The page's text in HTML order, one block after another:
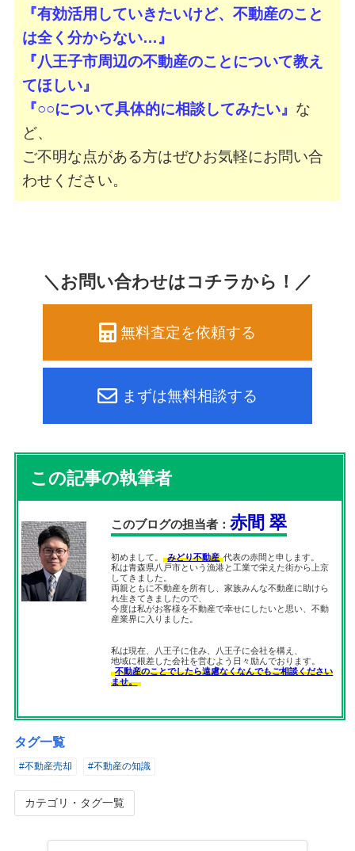
『有効活用していきたいけど、不動産のこと
は全く分からない…』
『八王子市周辺の不動産のことについて教え
てほしい』
『○○について具体的に相談してみたい』 な
ど、
ご不明な点がある方はぜひお気軽にお問い合
わせください。
＼お問い合わせはコチラから！／
無料査定を依頼する
まずは無料相談する
この記事の執筆者
このブログの担当者：赤間 翠
初めまして。 みどり不動産 代表の赤間と申します。
私は青森県八戸市という漁港と工業で栄えた街から上京
してきました。
両親ともに不動産を所有し、家族みんな不動産に助けら
れ生きてきましたので、
今度は私がお客様を不動産で幸せにしたいと思い、不動
産業界に入りました。
私は現在、八王子に住み、八王子に会社を構え、
地域に根差した会社を営むよう日々励んでおります。
不動産のことでしたら遠慮なくなんでもご相談ください
ませ。
タグ一覧
#不動産売却 #不動産の知識
カテゴリ・タグ一覧